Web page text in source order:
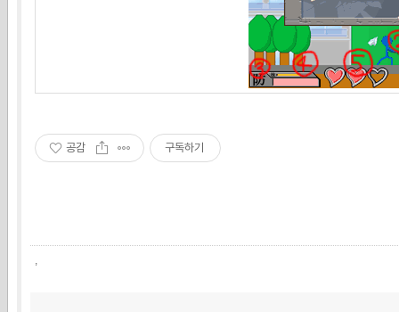
공감 구독하기